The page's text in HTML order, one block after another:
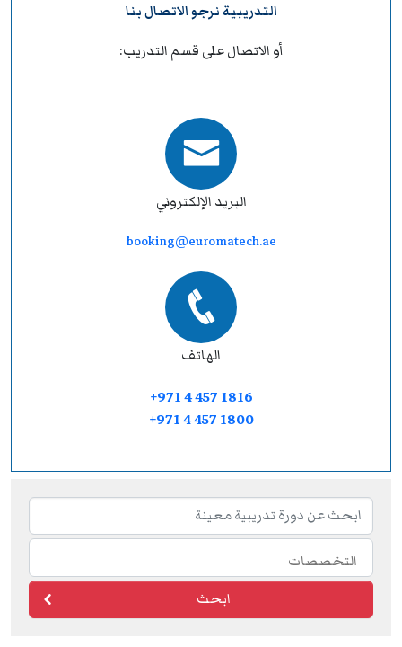
التدريبية نرجوالاتصال بنا
أو الاتصال على قسم التدريب:
البريد الإلكتروني
booking@euromatech.ae
الهاتف
+971 4 457 1816
+971 4 457 1800
ابحث